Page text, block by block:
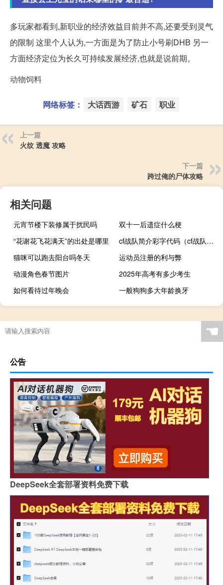
多玩家都看到,新职业的经济效益目前并不高,还要受到灵气
的限制 这里个人认为,一方面是为了防止小号刷DHB 另一
方面经济定位为长久可持续发展经济,也就是说前期。
动物饲料
网络标签： 大话西游 矿石 职业
上一篇
火纹 透魔 攻略
下一篇
跨过俺的尸体攻略
相关问题
元宵节楼下装修属于扰民吗
双十一后遗症什么梗
“花谢花飞花满天”的出处是哪里
cf战队简介彩字代码（cf战队介绍彩字代码）
猫咪可以跑去阳台吗冬天
运动员注册的利与弊
动漫角色春节图片
2025年高考有多少考生
如何看待过年晚会
一般狗狗多大年龄换牙
☚
公告
DeepSeek全套部署资料免费下载